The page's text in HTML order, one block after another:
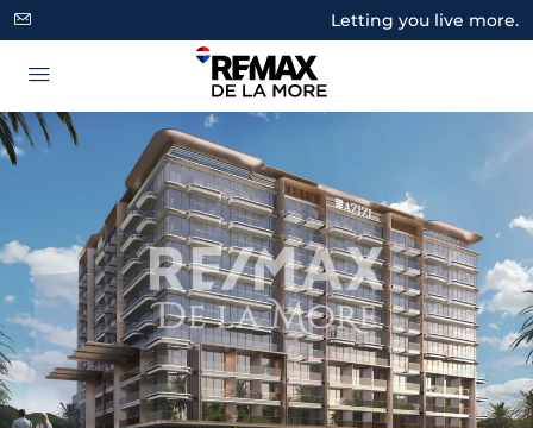
Letting you live more.